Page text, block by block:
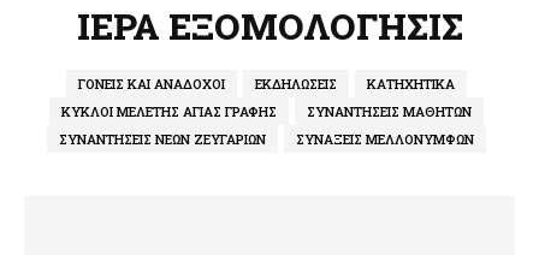
ΙΕΡΑ ΕΞΟΜΟΛΟΓΗΣΙΣ
ΓΟΝΕΙΣ ΚΑΙ ΑΝΑΔΟΧΟΙ ΕΚΔΗΛΩΣΕΙΣ
ΚΑΤΗΧΗΤΙΚΑ
ΚΥΚΛΟΙ ΜΕΛΕΤΗΣ ΑΓΙΑΣ ΓΡΑΦΗΣ
ΣΥΝΑΝΤΗΣΕΙΣ ΜΑΘΗΤΩΝ
ΣΥΝΑΝΤΗΣΕΙΣ ΝΕΩΝ ΖΕΥΓΑΡΙΩΝ
ΣΥΝΑΞΕΙΣ ΜΕΛΛΟΝΥΜΦΩΝ